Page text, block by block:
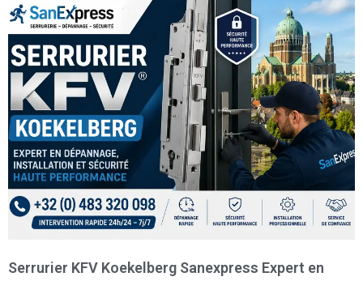
Serrurier KFV Koekelberg Sanexpress Expert en